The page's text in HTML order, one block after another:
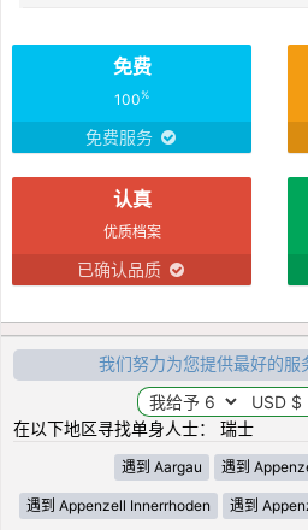
免费
100%
免费服务
认真
优质档案
已确认品质
我们努力为您提供最好的服
在以下地区寻找单身人士： 瑞士
遇到 Aargau 遇到
遇到 Appenzell Innerrhoden 遇到